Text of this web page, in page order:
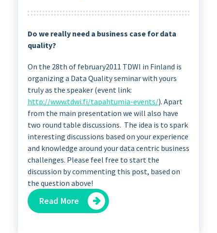
Do we really need a business case for data
quality?
On the 28th of february2011 TDWI in Finland is
organizing a Data Quality seminar with yours
truly as the speaker (event link:
http://www.tdwi.fi/tapahtumia-events/). Apart
from the main presentation we will also have
two round table discussions. The idea is to spark
interesting discussions based on your experience
and knowledge around your data centric business
challenges. Please feel free to start the
discussion by commenting this post, based on
the question above!
Read More